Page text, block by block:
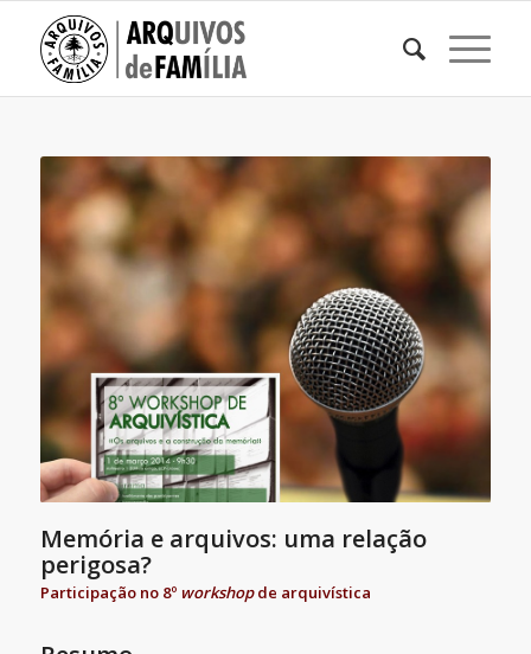
Memória e arquivos: uma relação
perigosa?
Participação no 8º workshopde arquivística